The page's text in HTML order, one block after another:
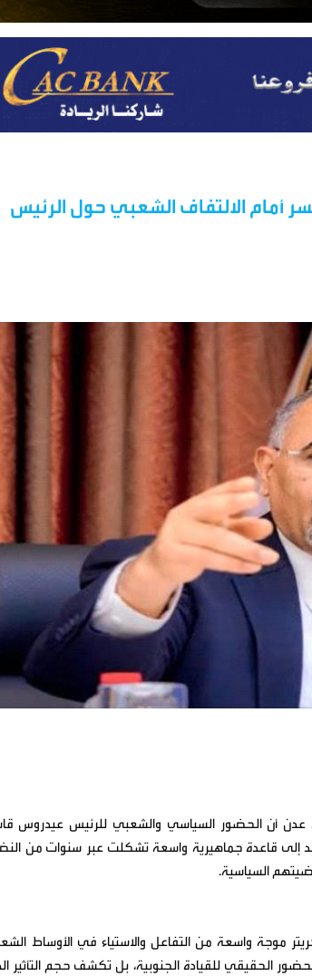
أمام الالتفاف الشعبي حول الرئيس
عدن أن الحضور السياسي والشعبي للرئيس عيدروس
إلى قاعدة جماهيرية واسعة تشكلت عبر سنوات من
السياسية.
موجة واسعة من التفاعل والاستياء في الأوساط
الحقيقي للقيادة الجنوبية، بل تكشف حجم التأثير